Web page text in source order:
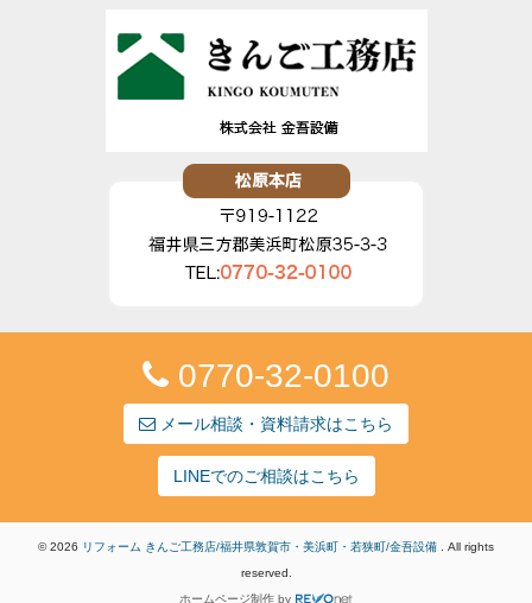
0770-32-0100
メール相談・資料請求はこちら
LINEでのご相談はこちら
© 2026 リフォーム きんご工務店/福井県敦賀市・美浜町・若狭町/金吾設備 . All rights
reserved.
ホームページ制作by